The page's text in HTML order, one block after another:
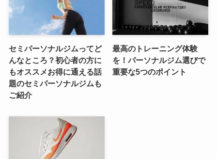
セミパーソナルジムってど
んなところ？初心者の方に
もオススメお得に通える話
題のセミパーソナルジムも
ご紹介
最高のトレーニング体験
を！パーソナルジム選びで
重要な5つのポイント